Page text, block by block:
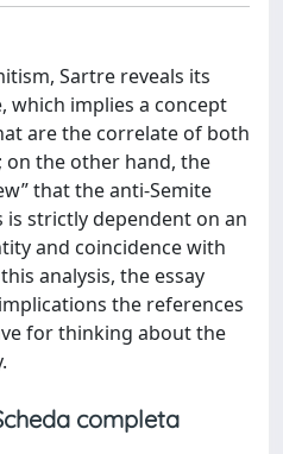
Sartre reveals its
which implies a concept
are the correlate of both
on the other hand, the
that the anti-Semite
strictly dependent on an
and coincidence with
analysis, the essay
the references
for thinking about the
completa